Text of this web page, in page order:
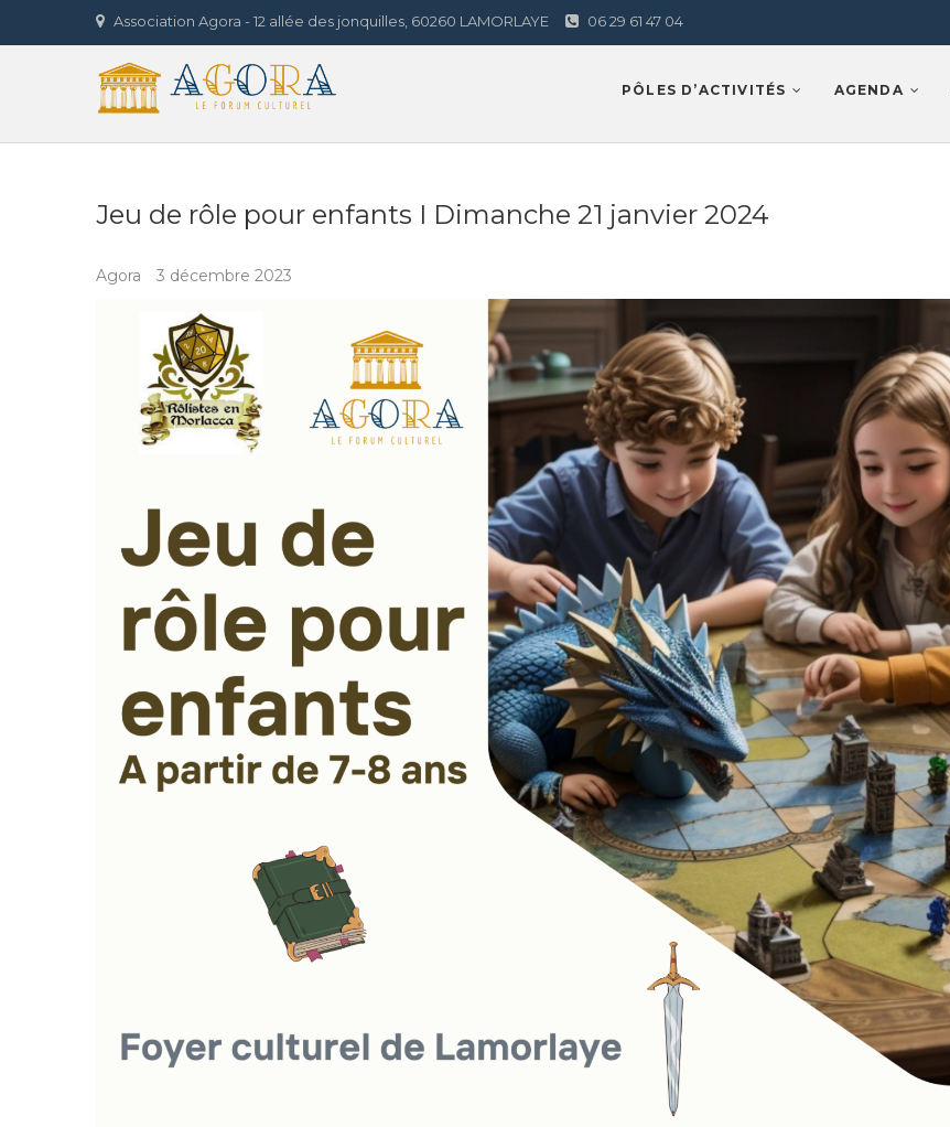
to
Association Agora - 12 allée des jonquilles, 60260 LAMORLAYE 06 29 61 47 04
Agora Lamorlaye
LE FORUM CULTUREL
PÔLES D’ACTIVITÉS AGENDA
Jeu de rôle pour enfants I Dimanche 21 janvier 2024
Agora 3 décembre 2023